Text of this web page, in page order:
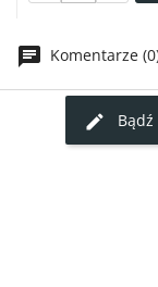
Komentarze